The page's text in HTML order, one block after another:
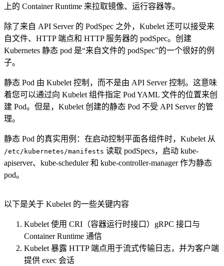
上的 Container Runtime 来拉取镜像、运行容器等。
除了来自 API Server 的 PodSpec 之外，Kubelet 还可以接受来
自文件、HTTP 端点和 HTTP 服务器的 podSpec。创建
Kubernetes 静态 pod 是“来自文件的 podSpec”的一个很好的例
子。
静态 Pod 由 Kubelet 控制，而不是由 API Server 控制。这意味
着您可以通过向 Kubelet 组件指定 Pod YAML 文件的位置来创
建 Pod。但是，Kubelet 创建的静态 Pod 不受 API Server 的管
理。
静态 Pod 的真实用例：在启动控制平面各组件时，Kubelet 从
/etc/kubernetes/manifests ​ 读取 podSpecs，启动 kube-
apiserver、kube-scheduler 和 kube-controller-manager 作为静态
pod。
以下是关于 Kubelet 的一些关键内容
Kubelet 使用 CRI（容器运行时接口）gRPC 接口与
Container Runtime 通信
Kubelet 暴露 HTTP 端点用于流式传输日志，并为客户端
提供 exec 会话